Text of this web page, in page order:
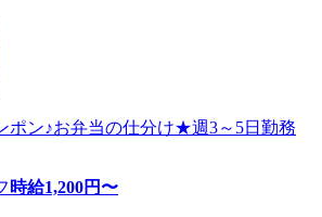
ン♪お弁当の仕分け★週3～5日勤務
時給1,200円〜